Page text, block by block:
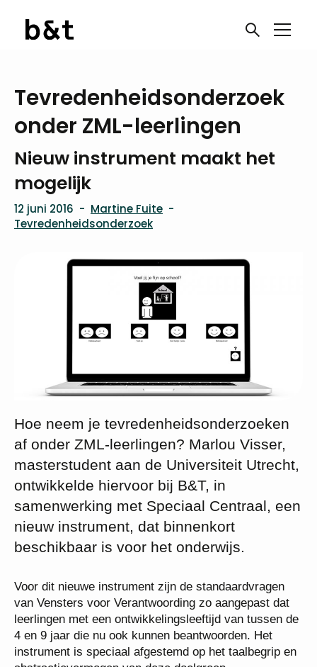
Tevredenheidsonderzoek
onder ZML-leerlingen
Nieuw instrument maakt het
mogelijk
12 juni 2016 - Martine Fuite -
Tevredenheidsonderzoek
Hoe neem je tevredenheidsonderzoeken
af onder ZML-leerlingen? Marlou Visser,
masterstudent aan de Universiteit Utrecht,
ontwikkelde hiervoor bij B&T, in
samenwerking met Speciaal Centraal, een
nieuw instrument, dat binnenkort
beschikbaar is voor het onderwijs.
Voor dit nieuwe instrument zijn de standaardvragen
van Vensters voor Verantwoording zo aangepast dat
leerlingen met een ontwikkelingsleeftijd van tussen de
4 en 9 jaar die nu ook kunnen beantwoorden. Het
instrument is speciaal afgestemd op het taalbegrip en